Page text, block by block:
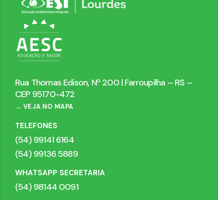
Rua Thomas Edison, Nº 200 | Farroupilha – RS –
CEP 95170-472
→ VEJA NO MAPA
TELEFONES
(54) 99141 6164
(54) 99136 5889
WHATSAPP SECRETARIA
(54) 98144 0091